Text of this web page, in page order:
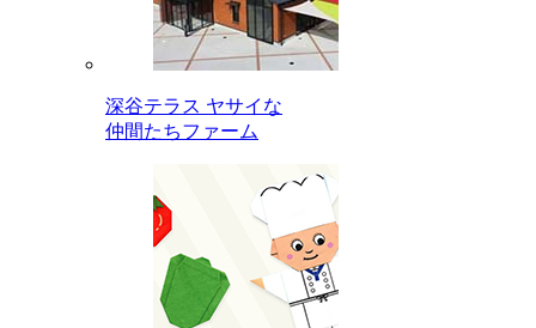
深谷テラス ヤサイな
仲間たちファーム